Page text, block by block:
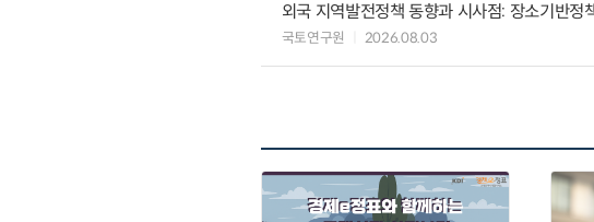
외국 지역발전정책 동향과 시사점: 장소기반정
국토연구원 2026.08.03